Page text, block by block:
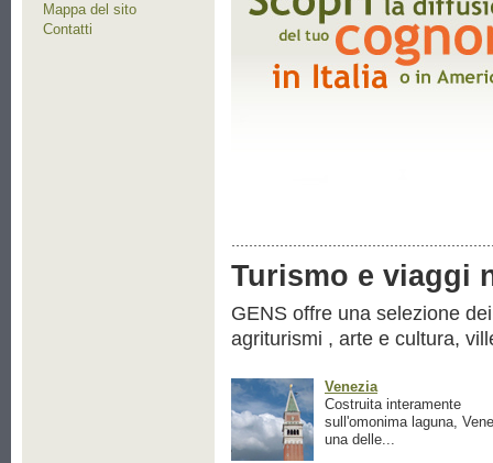
Mappa del sito
Contatti
Turismo e viaggi
GENS offre una selezione
agriturismi , arte e cultura,
Venezia
Costruita interamente
sull'omonima laguna,
una delle...